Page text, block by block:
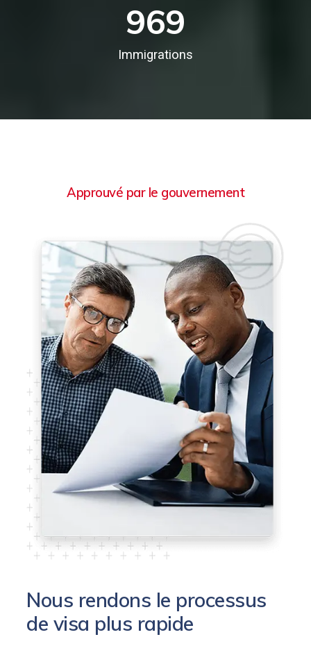
969
Immigrations
Approuvé par le gouvernement
Nous rendons le processus
de visa plus rapide